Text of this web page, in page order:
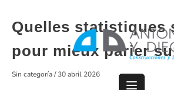
contenido
Quelles statistiques
pour mieux parier
Sin categoría/30 abril 2026